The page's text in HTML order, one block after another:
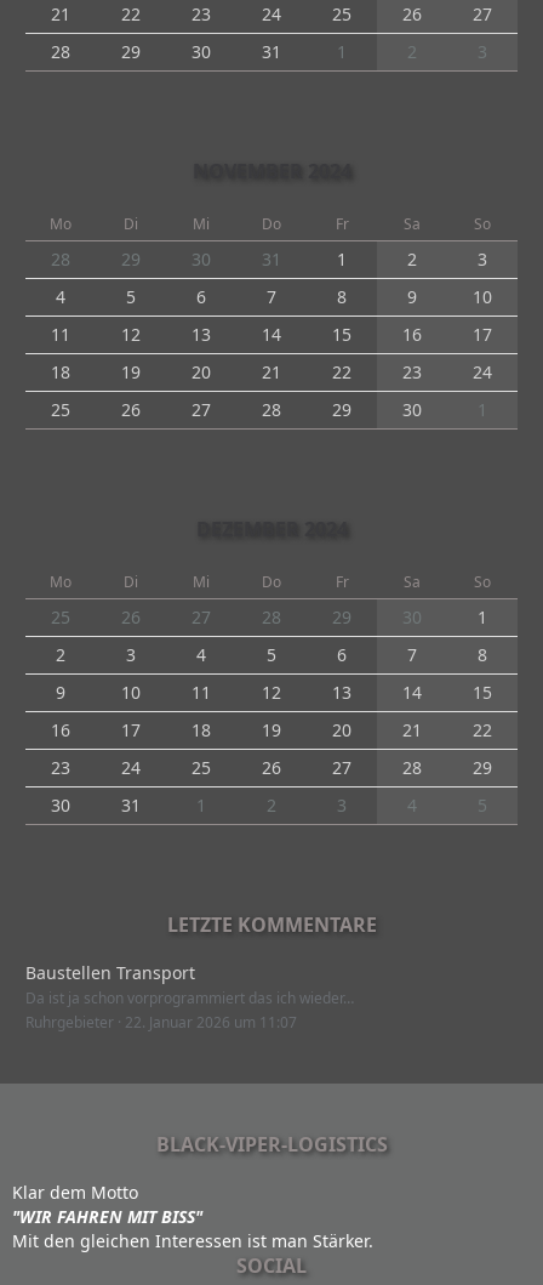
21
22 23 24 25 26
27
28
29 30 31 1 2 3
Mo Di Mi Do Fr Sa So
28 29 30 31 1 2
3
4
5 6 7 8 9
10
11
12 13 14 15 16
17
18
19 20 21 22 23
24
25
26 27 28 29 30 1
Mo Di Mi Do Fr Sa So
25 26 27 28 29 30
1
2
3 4 5 6 7
8
9
10 11 12 13 14
15
16
17 18 19 20 21
22
23
24 25 26 27 28
29
30
31 1 2 3 4 5
LETZTE KOMMENTARE
Baustellen Transport
Da ist ja schon vorprogrammiert das ich wieder…
Ruhrgebieter 22. Januar 2026 um 11:07
BLACK-VIPER-LOGISTICS
Klar dem Motto
"WIR FAHREN MIT BISS"
Mit den gleichen Interessen ist man Stärker.
SOCIAL